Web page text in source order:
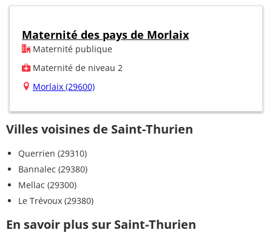
Maternité des pays de Morlaix
Maternité publique
Maternité de niveau 2
Morlaix (29600)
Villes voisines de Saint-Thurien
Querrien (29310)
Bannalec (29380)
Mellac (29300)
Le Trévoux (29380)
En savoir plus sur Saint-Thurien